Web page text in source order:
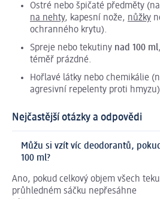
Ostré nebo špičaté předměty
na nehty, kapesní nože, nůžky
ochranného krytu).
Spreje nebo tekutiny nad 100 ml
téměř prázdné.
Hořlavé látky nebo chemikálie
agresivní repelenty proti
Nejčastější otázky a odpovědi
Můžu si vzít víc deodorantů,
100 ml?
Ano, pokud celkový objem všech
průhledném sáčku nepřesáhne